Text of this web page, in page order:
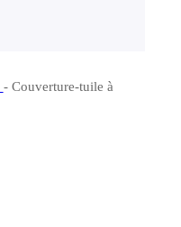
- Couverture-tuile à